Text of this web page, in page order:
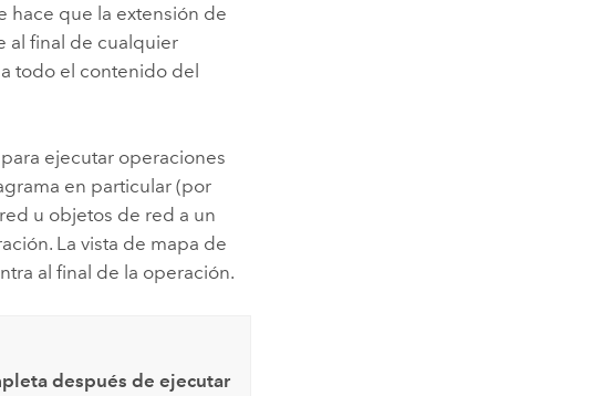
hace que la extensión de
al final de cualquier
todo el contenido del
ejecutar operaciones
en particular (por
u objetos de red a un
La vista de mapa de
al final de la operación.
después de ejecutar